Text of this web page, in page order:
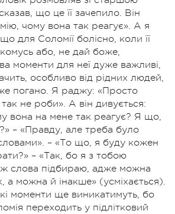
що це її зачепило. Він
чому вона так реагує». А я
для Соломії болісно, коли її
або, не дай боже,
моменти для неї дуже важливі,
особливо від рідних людей,
погано. Я раджу: «Просто
не роби». А він дивується:
вона на мене так реагує? Я що,
– «Правду, але треба було
– «То що, я буду кожен
– «Так, бо я з тобою
слова підбираю, адже можна
а можна й інакше» (усміхається).
моменти ще виникатимуть, бо
переходить у підлітковий